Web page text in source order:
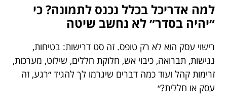
למה אדריכל בכלל נכנס לתמונה? כי
״יהיה בסדר״ לא נחשב שיטה
רישוי עסק הוא לא רק טופס. זה סט דרישות: בטיחות,
נגישות, תברואה, כיבוי אש, חלוקת חללים, שילוט, מערכות,
זרימות קהל ועוד כמה דברים שיגרמו לך להגיד ״רגע, זה
עסק או חללית?״